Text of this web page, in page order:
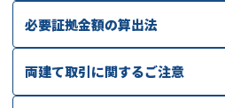
必要証拠金額の算出法
両建て取引に関するご注意